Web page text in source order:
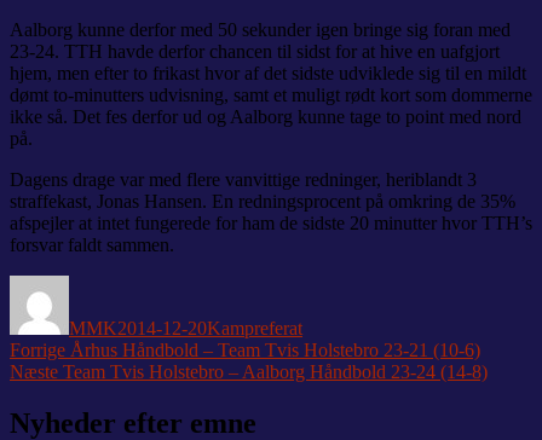
Aalborg kunne derfor med 50 sekunder igen bringe sig foran med
23-24. TTH havde derfor chancen til sidst for at hive en uafgjort
hjem, men efter to frikast hvor af det sidste udviklede sig til en mildt
dømt to-minutters udvisning, samt et muligt rødt kort som dommerne
ikke så. Det fes derfor ud og Aalborg kunne tage to point med nord
på.
Dagens drage var med flere vanvittige redninger, heriblandt 3
straffekast, Jonas Hansen. En redningsprocent på omkring de 35%
afspejler at intet fungerede for ham de sidste 20 minutter hvor TTH’s
forsvar faldt sammen.
MMK2014-12-20Kampreferat
Indlægsnavigation
Forrige Forrige
indlæg:
Århus Håndbold – Team Tvis Holstebro 23-21 (10-6)
Næste Næste
Team Tvis Holstebro – Aalborg Håndbold 23-24 (14-8)
Nyheder efter emne